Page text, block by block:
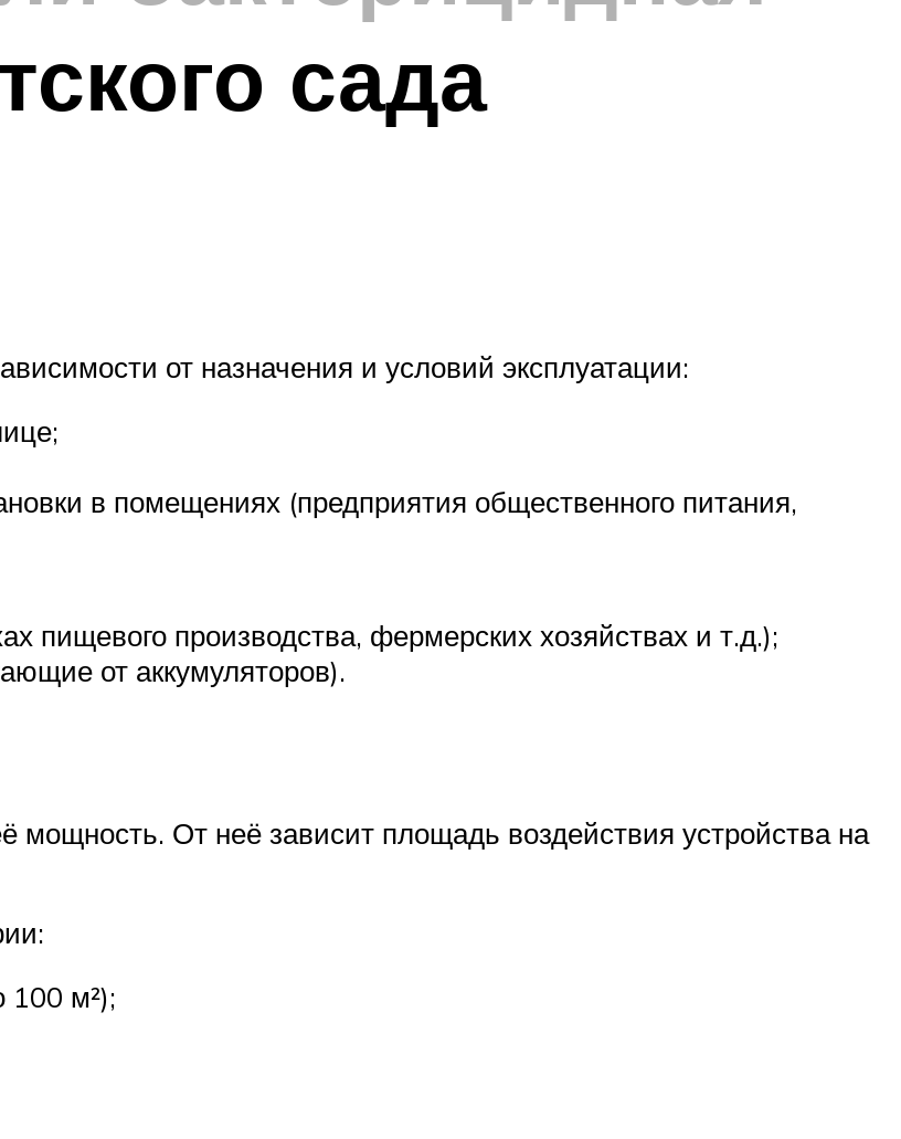
сада
от назначения и условий эксплуатации:
в помещениях (предприятия общественного питания,
пищевого производства, фермерских хозяйствах и т.д.);
от аккумуляторов).
мощность. От неё зависит площадь воздействия устройства на
100 м²);